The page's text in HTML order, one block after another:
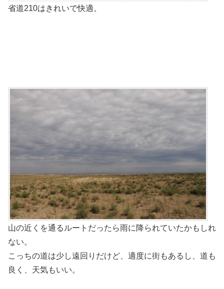
省道210はきれいで快適。
山の近くを通るルートだったら雨に降られていたかもしれ
ない。
こっちの道は少し遠回りだけど、適度に街もあるし、道も
良く、天気もいい。